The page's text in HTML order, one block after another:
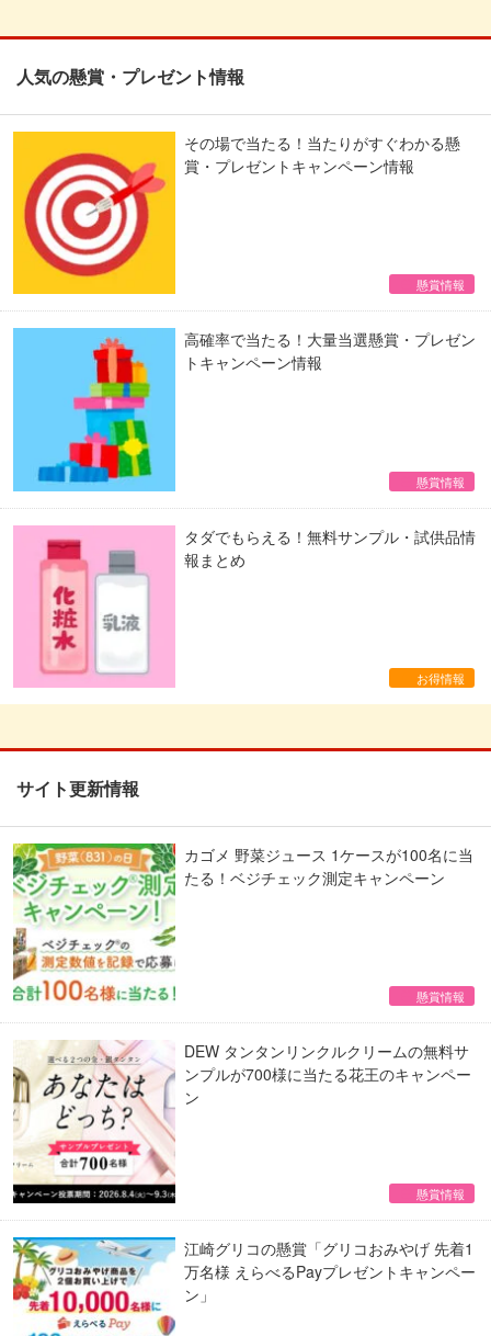
人気の懸賞・プレゼント情報
その場で当たる！当たりがすぐわかる懸
賞・プレゼントキャンペーン情報
懸賞情報
高確率で当たる！大量当選懸賞・プレゼン
トキャンペーン情報
懸賞情報
タダでもらえる！無料サンプル・試供品情
報まとめ
お得情報
サイト更新情報
カゴメ 野菜ジュース 1ケースが100名に当
たる！ベジチェック測定キャンペーン
懸賞情報
DEW タンタンリンクルクリームの無料サ
ンプルが700様に当たる花王のキャンペー
ン
懸賞情報
江崎グリコの懸賞「グリコおみやげ 先着1
万名様 えらべるPayプレゼントキャンペー
ン」